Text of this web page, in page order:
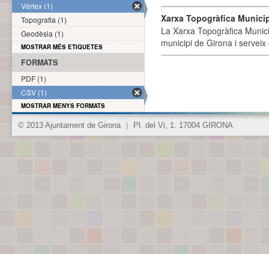
Xarxa Topogràfica
La Xarxa Topogràfica
municipi de Girona i
Vèrtex (1)
Topografia (1)
Geodèsia (1)
MOSTRAR MÉS ETIQUETES
FORMATS
PDF (1)
CSV (1)
MOSTRAR MENYS FORMATS
© 2013 Ajuntament de Girona Pl. del Vi, 1. 17004 GIRONA